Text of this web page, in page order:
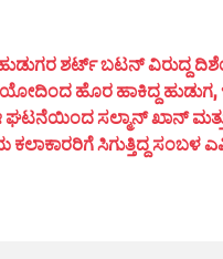
ಶರ್ಟ್ ಬಟನ್ ವಿರುದ್ದ
ಹೊರ ಹಾಕಿದ್ದ
ಘಟನೆಯಿಂದ ಸಲ್ಮಾನ್ ಖಾನ್
ಸಿಗುತ್ತಿದ್ದ ಸಂಬಳ